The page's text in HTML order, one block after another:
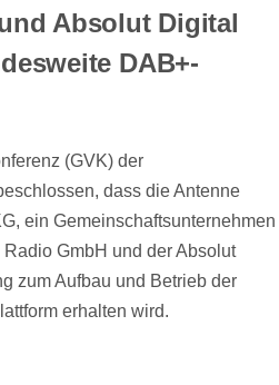
Absolut Digital
DAB+-
(GVK) der
dass die Antenne
ein Gemeinschaftsunternehmen
GmbH und der Absolut
zum Aufbau und Betrieb der
erhalten wird.